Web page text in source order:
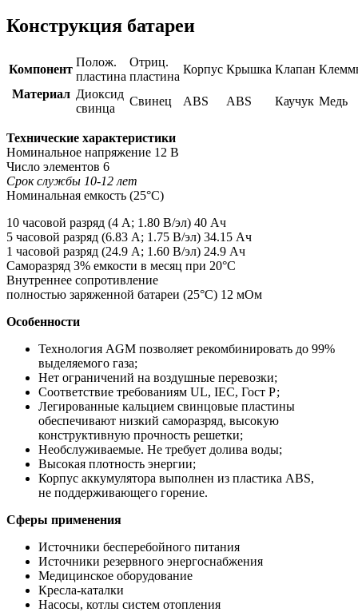
Конструкция батареи
Компонент
Полож.
пластина
Отриц.
пластина
Корпус Крышка Клапан
Материал Диоксид
свинца
Свинец ABS ABS Каучук Медь
Технические характеристики
Номинальное напряжение 12 В
Число элементов 6
Срок службы 10-12 лет
Номинальная емкость (25°С)
10 часовой разряд (4 А; 1.80 В/эл) 40 Ач
5 часовой разряд (6.83 А; 1.75 В/эл) 34.15 Ач
1 часовой разряд (24.9 А; 1.60 В/эл) 24.9 Ач
Саморазряд 3% емкости в месяц при 20°С
Внутреннее сопротивление
полностью заряженной батареи (25°С) 12 мОм
Особенности
Технология AGM позволяет рекомбинировать до 99%
выделяемого газа;
Нет ограничений на воздушные перевозки;
Соответствие требованиям UL, IEC, Гост Р;
Легированные кальцием свинцовые пластины
обеспечивают низкий саморазряд, высокую
конструктивную прочность решетки;
Необслуживаемые. Не требует долива воды;
Высокая плотность энергии;
Корпус аккумулятора выполнен из пластика ABS,
не поддерживающего горение.
Cферы применения
Источники бесперебойного питания
Источники резервного энергоснабжения
Медицинское оборудование
Кресла-каталки
Насосы, котлы систем отопления